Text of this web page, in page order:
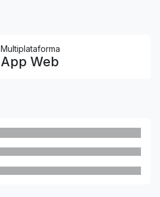
Multiplataforma
App Web